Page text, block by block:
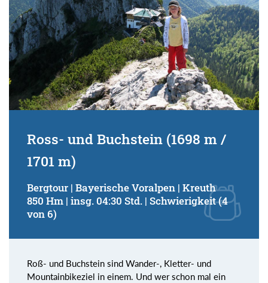
Ross- und Buchstein (1698 m /
1701 m)
Bergtour | Bayerische Voralpen | Kreuth
850 Hm | insg. 04:30 Std. | Schwierigkeit (4
von 6)
Roß- und Buchstein sind Wander-, Kletter- und
Mountainbikeziel in einem. Und wer schon mal ein